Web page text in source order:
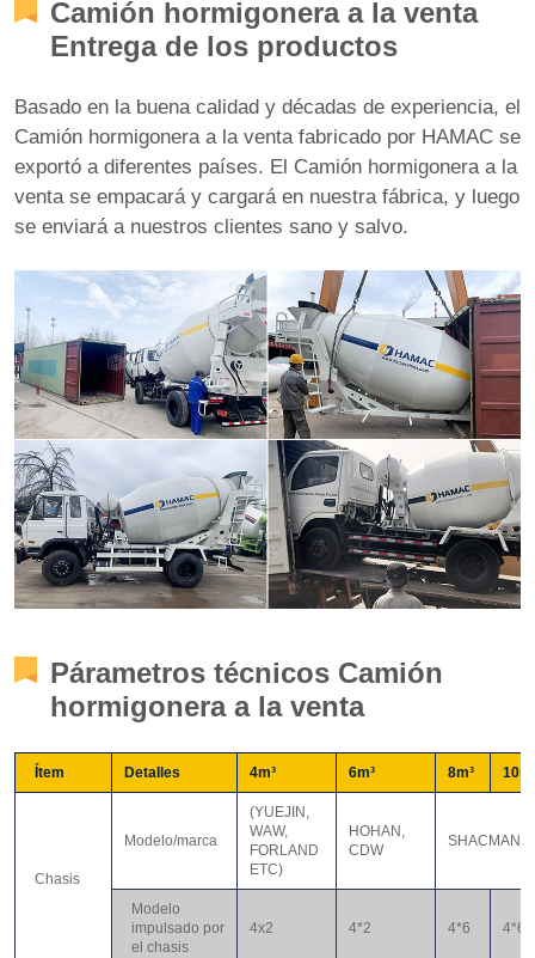
Camión hormigonera a la venta
Entrega de los productos
Basado en la buena calidad y décadas de experiencia, el
Camión hormigonera a la venta fabricado por HAMAC se
exportó a diferentes países. El Camión hormigonera a la
venta se empacará y cargará en nuestra fábrica, y luego
se enviará a nuestros clientes sano y salvo.
Párametros técnicos Camión
hormigonera a la venta
Ítem Detalles 4m³ 6m³ 8m³
Chasis
Modelo/marca
(YUEJIN,
WAW,
FORLAND
ETC)
HOHAN,
CDW
SHACMAN,
Modelo
impulsado por
el chasis
4x2 4*2 4*6 4*6